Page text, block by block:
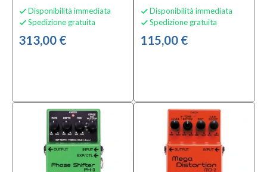
 Disponibilità immediata
 Spedizione gratuita
313,00 €
 Disponibilità immediata
 Spedizione gratuita
115,00 €